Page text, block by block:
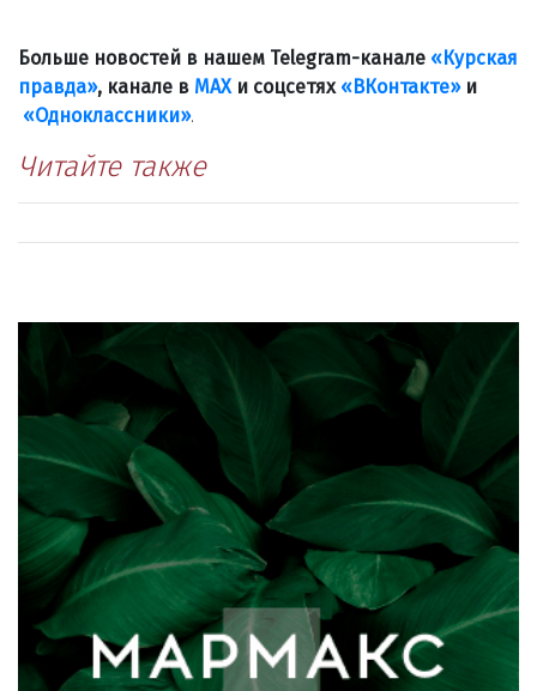
Больше новостей в нашем Telegram-канале «Курская
правда», канале в МАХи соцсетях «ВКонтакте»и
«Одноклассники».
Читайте также